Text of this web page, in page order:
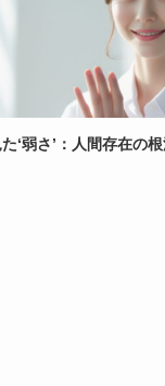
‘弱さ’：人間存在の